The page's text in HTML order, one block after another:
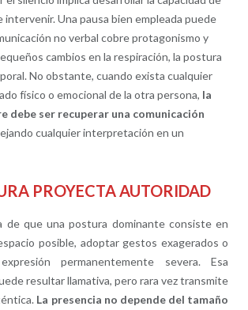
intervenir. Una pausa bien empleada puede
no verbal cobre protagonismo y
cambios en la respiración, la postura
No obstante, cuando exista cualquier
físico o emocional de la otra persona, la
debe ser recuperar una comunicación
cualquier interpretación en un
PROYECTA AUTORIDAD
de que una postura dominante consiste en
posible, adoptar gestos exagerados o
permanentemente severa. Esa
resultar llamativa, pero rara vez transmite
La presencia no depende del tamaño